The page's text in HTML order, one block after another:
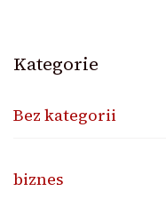
Kategorie
Bez kategorii
biznes